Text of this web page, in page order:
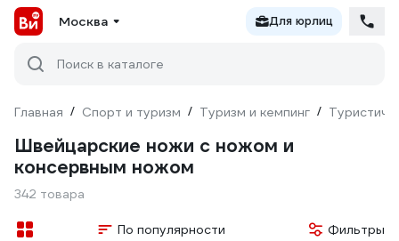
Москва Для юрлиц
Поиск в каталоге
Главная / Спорт и туризм / Туризм и кемпинг /
Швейцарские ножи с ножом и
консервным ножом
342 товара
По популярности Фильтры